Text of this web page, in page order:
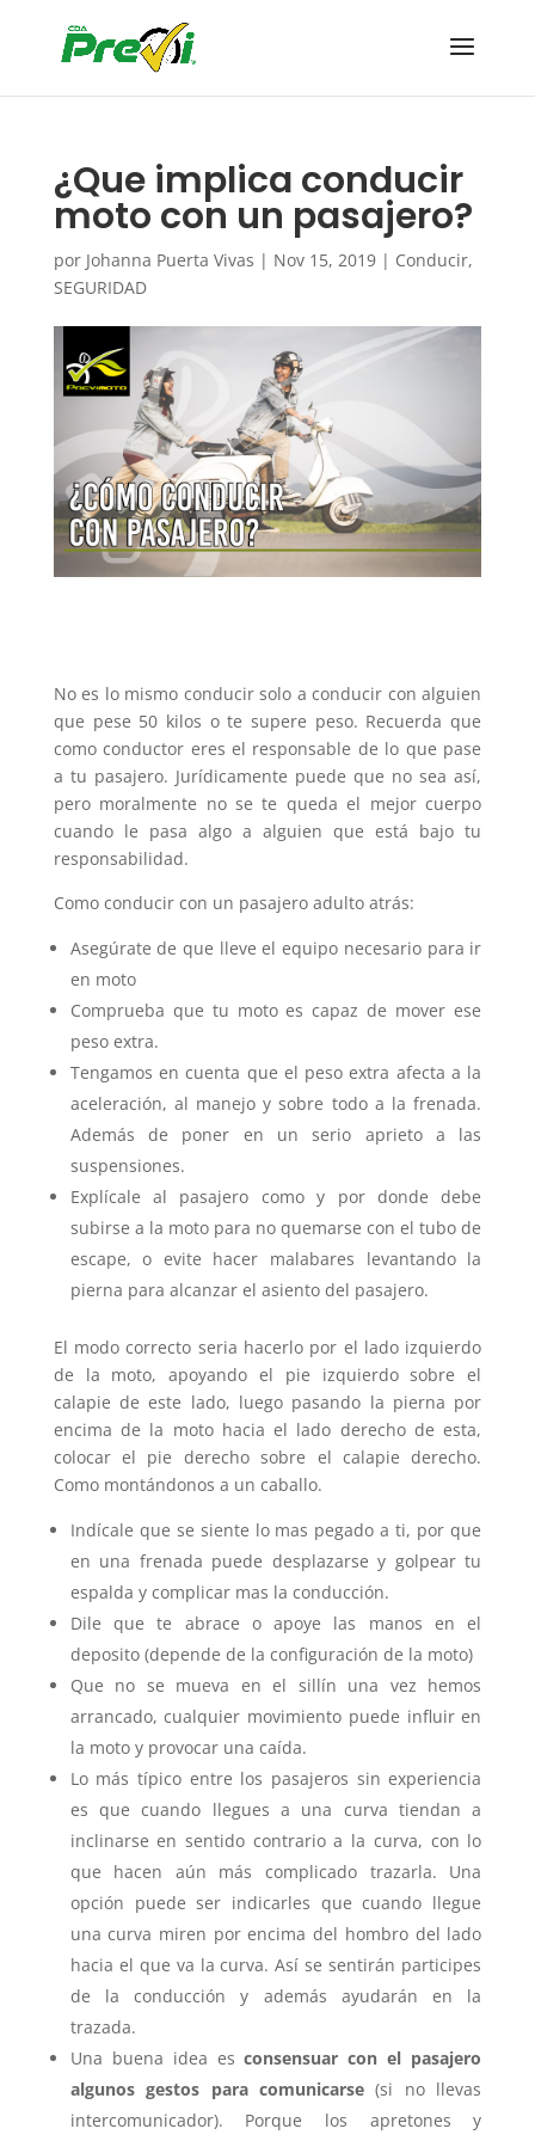
¿Que implica conducir
moto con un pasajero?
por Johanna Puerta Vivas | Nov 15, 2019| Conducir,
SEGURIDAD
No es lo mismo conducir solo a conducir con alguien
que pese 50 kilos o te supere peso. Recuerda que
como conductor eres el responsable de lo que pase
a tu pasajero. Jurídicamente puede que no sea así,
pero moralmente no se te queda el mejor cuerpo
cuando le pasa algo a alguien que está bajo tu
responsabilidad.
Como conducir con un pasajero adulto atrás:
Asegúrate de que lleve el equipo necesario para ir
en moto
Comprueba que tu moto es capaz de mover ese
peso extra.
Tengamos en cuenta que el peso extra afecta a la
aceleración, al manejo y sobre todo a la frenada.
Además de poner en un serio aprieto a las
suspensiones.
Explícale al pasajero como y por donde debe
subirse a la moto para no quemarse con el tubo de
escape, o evite hacer malabares levantando la
pierna para alcanzar el asiento del pasajero.
El modo correcto seria hacerlo por el lado izquierdo
de la moto, apoyando el pie izquierdo sobre el
calapie de este lado, luego pasando la pierna por
encima de la moto hacia el lado derecho de esta,
colocar el pie derecho sobre el calapie derecho.
Como montándonos a un caballo.
Indícale que se siente lo mas pegado a ti, por que
en una frenada puede desplazarse y golpear tu
espalda y complicar mas la conducción.
Dile que te abrace o apoye las manos en el
deposito (depende de la configuración de la moto)
Que no se mueva en el sillín una vez hemos
arrancado, cualquier movimiento puede influir en
la moto y provocar una caída.
Lo más típico entre los pasajeros sin experiencia
es que cuando llegues a una curva tiendan a
inclinarse en sentido contrario a la curva, con lo
que hacen aún más complicado trazarla. Una
opción puede ser indicarles que cuando llegue
una curva miren por encima del hombro del lado
hacia el que va la curva. Así se sentirán participes
de la conducción y además ayudarán en la
trazada.
Una buena idea esconsensuar con el pasajero
algunos gestos para comunicarse (si no llevas
intercomunicador). Porque los apretones y